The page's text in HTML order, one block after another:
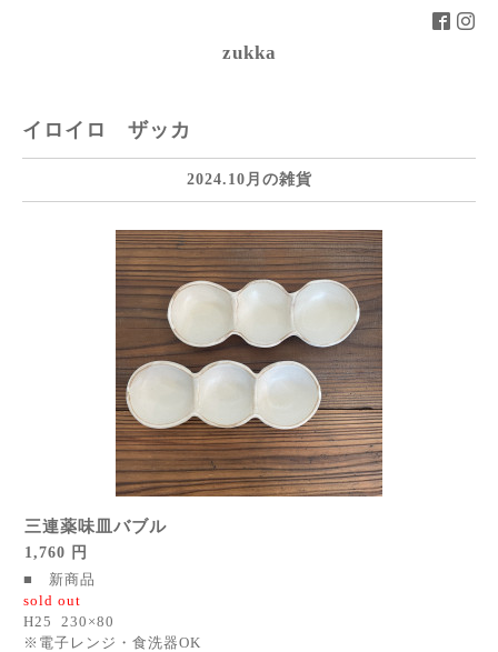
zukka
イロイロ ザッカ
2024.10月の雑貨
三連薬味皿バブル
1,760 円
■ 新商品
sold out
H25 230×80
※電子レンジ・食洗器OK